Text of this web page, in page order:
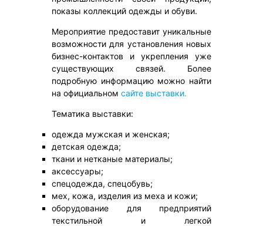
показы коллекций одежды и обуви.
Мероприятие предоставит уникальные
возможности для установления новых
бизнес-контактов и укрепления уже
существующих связей. Более
подробную информацию можно найти
на официальном сайте выставки.
Тематика выставки:
одежда мужская и женская;
детская одежда;
ткани и нетканые материалы;
аксессуары;
спецодежда, спецобувь;
мех, кожа, изделия из меха и кожи;
оборудование для предприятий
текстильной и легкой